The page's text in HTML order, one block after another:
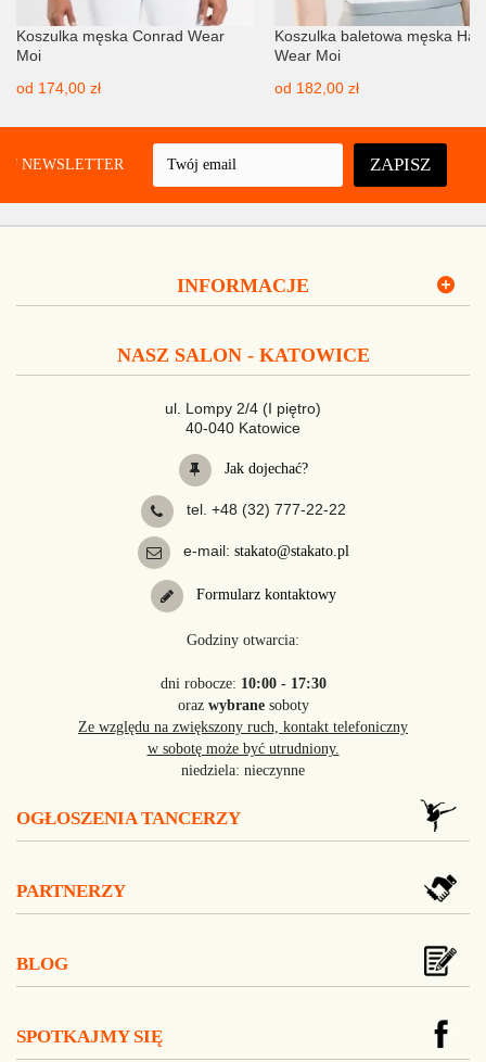
Koszulka męska Conrad Wear
Moi
od 174,00 zł
Koszulka baletowa męska
Wear Moi
od 182,00 zł
NEWSLETTER ZAPISZ
INFORMACJE
NASZ SALON - KATOWICE
ul. Lompy 2/4 (I piętro)
40-040 Katowice
Jak dojechać?
tel. +48 (32) 777-22-22
e-mail: stakato@stakato.pl
Formularz kontaktowy
Godziny otwarcia:
dni robocze: 10:00 - 17:30
oraz wybranesoboty
Ze względu na zwiększony ruch, kontakt telefoniczny
w sobotę może być utrudniony.
niedziela: nieczynne
OGŁOSZENIA TANCERZY
PARTNERZY
BLOG
SPOTKAJMY SIĘ